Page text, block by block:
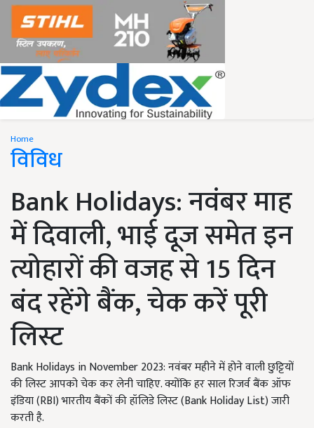
Home
विविध
Bank Holidays: नवंबर माह
में दिवाली, भाई दूज समेत इन
त्योहारों की वजह से 15 दिन
बंद रहेंगे बैंक, चेक करें पूरी
लिस्ट
Bank Holidays in November 2023: नवंबर महीने में होने वाली छुट्टियों
की लिस्ट आपको चेक कर लेनी चाहिए. क्योंकि हर साल रिजर्व बैंक ऑफ
इंडिया (RBI) भारतीय बैंकों की हॉलिडे लिस्ट (Bank Holiday List) जारी
करती है.